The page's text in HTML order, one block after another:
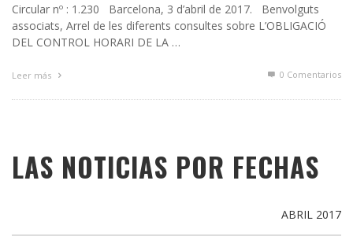
Circular nº : 1.230 Barcelona, 3 d’abril de 2017. Benvolguts
associats, Arrel de les diferents consultes sobre L’OBLIGACIÓ
DEL CONTROL HORARI DE LA …
Leer más 0 Comentarios
LAS NOTICIAS POR FECHAS
ABRIL 2017